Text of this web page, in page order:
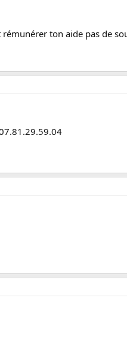
ton aide pas de